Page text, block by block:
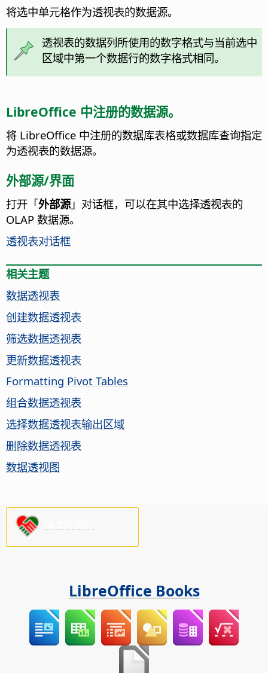
将选中单元格作为透视表的数据源。
透视表的数据列所使用的数字格式与当前选中
区域中第一个数据行的数字格式相同。
LibreOffice 中注册的数据源。
将 LibreOffice 中注册的数据库表格或数据库查询指定
为透视表的数据源。
外部源/界面
打开「外部源」对话框，可以在其中选择透视表的
OLAP 数据源。
透视表对话框
相关主题
数据透视表
创建数据透视表
筛选数据透视表
更新数据透视表
Formatting Pivot Tables
组合数据透视表
选择数据透视表输出区域
删除数据透视表
数据透视图
LibreOffice Books